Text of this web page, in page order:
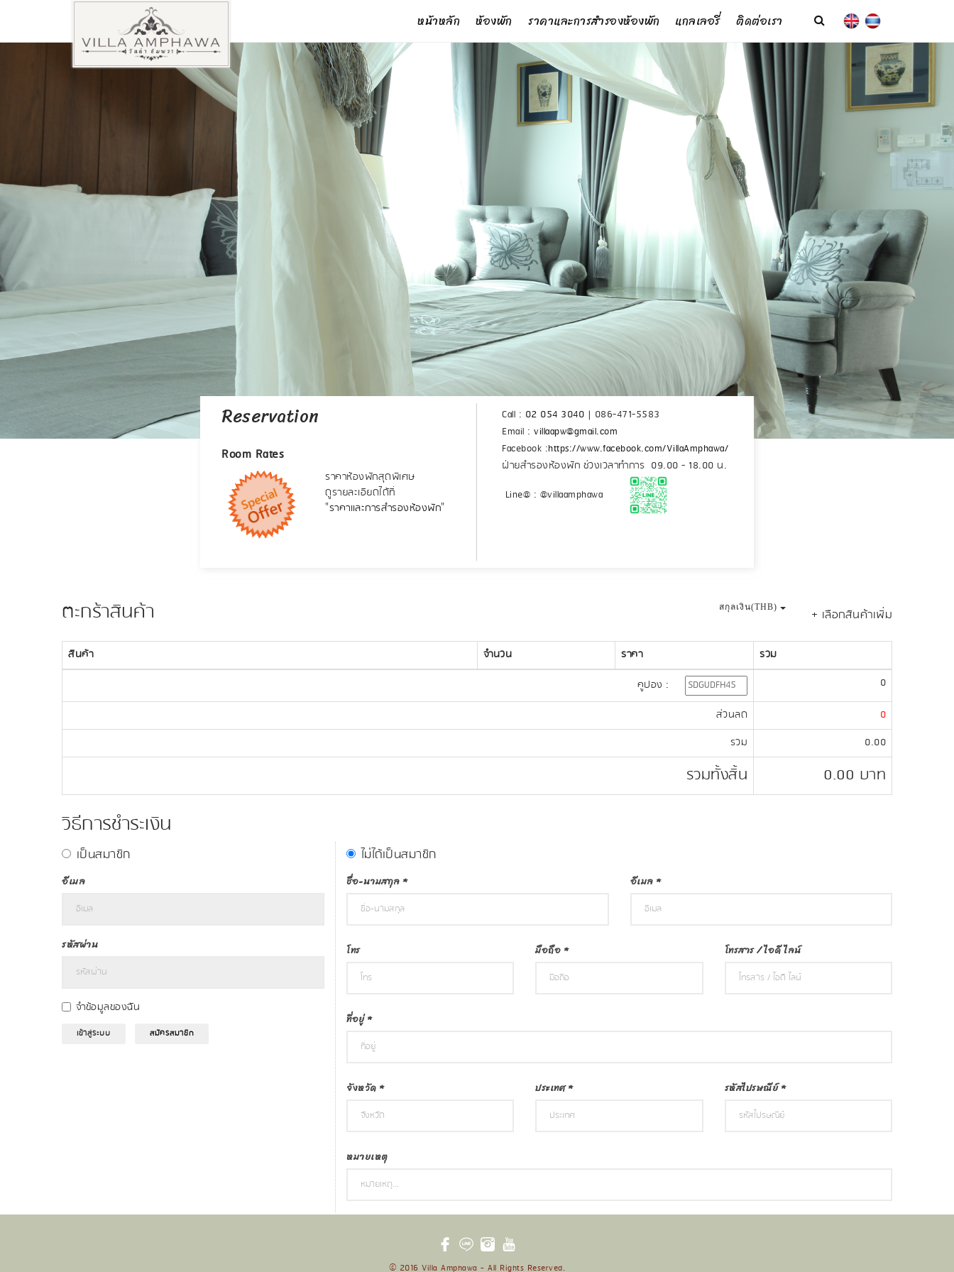
หน้าหลัก ห้องพัก ราคาและการสำรองห้องพัก แกลเลอรี่ ติดต่อเรา
Reservation
Room Rates
ราคาห้องพักสุดพิเศษ
ดูรายละเอียดได้ที่
"ราคาและการสำรองห้องพัก"
Call : 02 054 3040 | 086-471-5583
Email : villaapw@gmail.com
Facebook :https://www.facebook.com/VillaAmphawa/
ฝ่ายสำรองห้องพัก ช่วงเวลาทำการ 09.00 - 18.00 น.
Line@ : @villaamphawa
ตะกร้าสินค้า + เลือกสินค้าเพิ่ม
สกุลเงิน(THB)
สินค้า จำนวน ราคา
รวม
คูปอง :
0
ส่วนลด
0
รวม
0.00
รวมทั้งสิ้น 0.00 บาท
วิธีการชำระเงิน
เป็นสมาชิก
อีเมล
รหัสผ่าน
จำข้อมูลของฉัน
เข้าสู่ระบบ สมัครสมาชิก
ไม่ได้เป็นสมาชิก
ชื่อ-นามสกุล * อีเมล *
โทร มือถือ * โทรสาร / ไอดี ไลน์
ที่อยู่*
จังหวัด * ประเทศ* รหัสไปรษณีย์*
หมายเหตุ
© 2016 Villa Amphawa - All Rights Reserved.